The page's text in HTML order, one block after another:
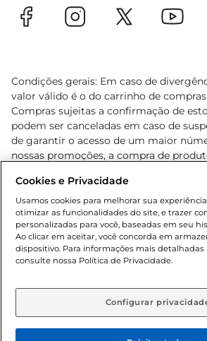
Condições gerais: Em caso de
valor válido é o do carrinho de
Compras sujeitas a confirmação de
podem ser canceladas em caso de
de garantir o acesso de um maior
nossas promoções, a compra de
cliente. Os preços, ofertas e condições
o e-commerce e válidos durante o dia
sofrer alterações sem prévia
de bebidas alcoólicas para menores de
Lei n.º 8069/90, art. 81, inciso II
Adolescente). Preços e condições
aviso prévio. O valor mínimo para as
Cookies e Privacidade
Usamos cookies para melhorar sua
otimizar as funcionalidades do site, e trazer
personalizadas para você, baseadas em seu
Ao clicar em aceitar, você concorda em
dispositivo. Para informações mais detalhadas
consulte nossa Política de Privacidade.
Configurar